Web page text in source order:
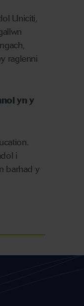
Uniciti,
raglenni
yn y
i
barhad y